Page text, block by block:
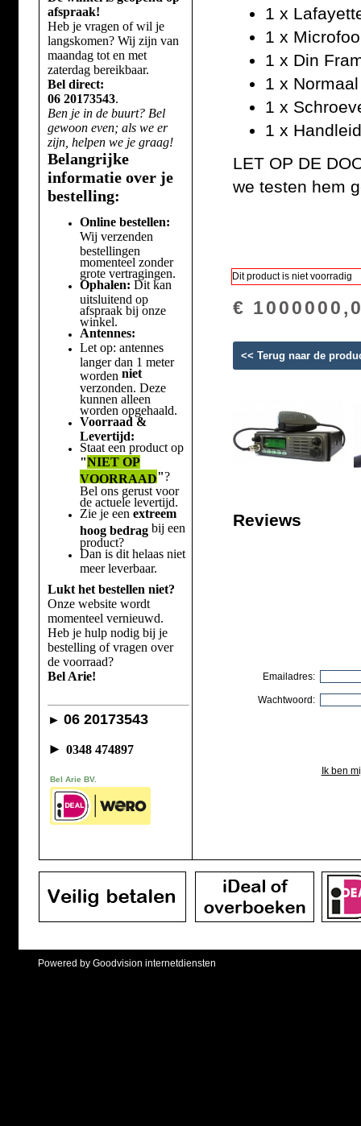
afspraak!
Heb je vragen of wil je
langskomen? Wij zijn van
maandag tot en met
zaterdag bereikbaar.
Bel direct:
06 20173543.
Ben je in de buurt? Bel
gewoon even; als we er
zijn, helpen we je graag!
Belangrijke
informatie over je
bestelling:
Online bestellen:
Wij verzenden
bestellingen
momenteel zonder
grote vertragingen.
Ophalen: Dit kan
uitsluitend op
afspraak bij onze
winkel.
Antennes:
Let op: antennes
langer dan 1 meter
worden niet
verzonden. Deze
kunnen alleen
worden opgehaald.
Voorraad &
Levertijd:
Staat een product op
"NIET OP
VOORRAAD"?
Bel ons gerust voor
de actuele levertijd.
Zie je een extreem
hoog bedragbij een
product?
Dan is dit helaas niet
meer leverbaar.
Lukt het bestellen niet?
Onze website wordt
momenteel vernieuwd.
Heb je hulp nodig bij je
bestelling of vragen over
de voorraad?
Bel Arie!
► 06 20173543
► 0348 474897
Bel Arie BV.
1 x
1 x
1 x Din
1 x
1 x
1 x
LET OP DE
we testen hem
Dit product is niet voorradig
€
<< Terug naar de
Reviews
Emailadres:
Wachtwoord:
Ik ben
Powered by Goodvision internetdiensten